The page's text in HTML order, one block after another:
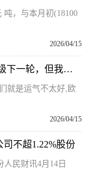
吨，与本月初(18100
2026/04/15
当前焦点!弗里克：我们本来也配得上晋级下一轮，但我们就是运气不太好
就是运气不太好,欧
2026/04/15
不超1.22%股份
人民财讯4月14日